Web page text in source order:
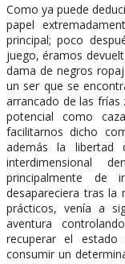
Como ya puede
papel
principal; poco
juego, éramos
dama de negros
un ser que se
arrancado de las
potencial como
facilitarnos dicho
además la libertad
interdimensional
principalmente de
desapareciera tras la
prácticos, venía a
aventura
recuperar el
consumir un